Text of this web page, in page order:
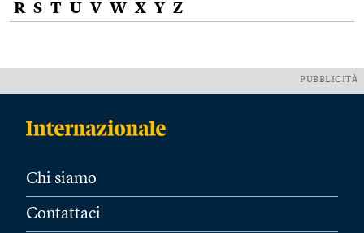
R S T U V W X Y Z
PUBBLICITÀ
Chi siamo
Contattaci